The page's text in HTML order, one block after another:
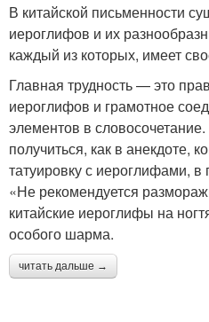
В китайской письменности
иероглифов и их
каждый из которых, имеет
Главная трудность — это
иероглифов и грамотное
элементов в
получиться, как в анекдоте,
татуировку с иероглифами,
«Не рекомендуется
китайские иероглифы на
особого шарма.
читать дальше →